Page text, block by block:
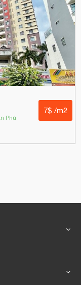
Phú
7$ /m2